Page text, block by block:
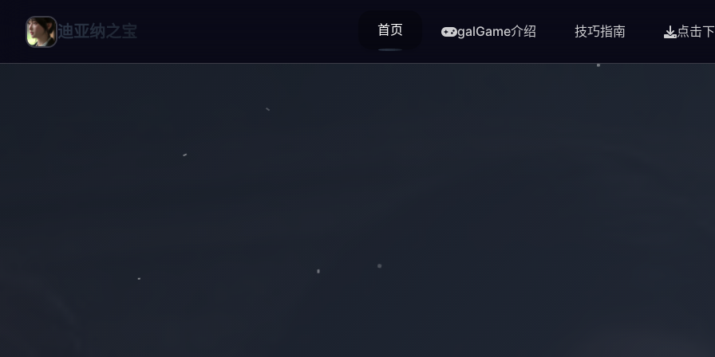
迪亚纳之宝 首页 galGame介绍 技巧指南 点击